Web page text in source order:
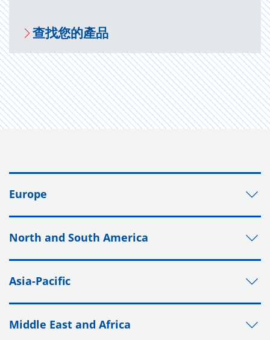
查找您的產品
Europe
North and South America
Asia-Pacific
Middle East and Africa